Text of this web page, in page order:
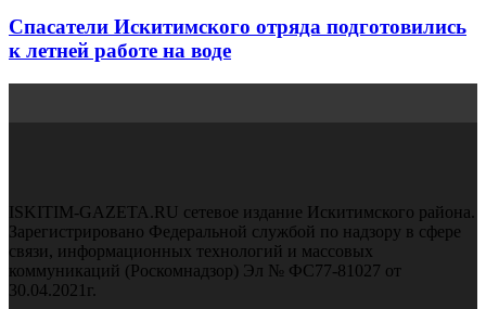
Спасатели Искитимского отряда подготовились
к летней работе на воде
ISKITIM-GAZETA.RU сетевое издание Искитимского района.
Зарегистрировано Федеральной службой по надзору в сфере
связи, информационных технологий и массовых
коммуникаций (Роскомнадзор) Эл № ФС77-81027 от
30.04.2021г.